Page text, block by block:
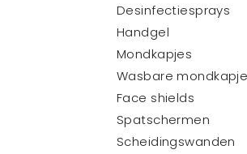
Desinfectiesprays
Handgel
Mondkapjes
Wasbare
Face shields
Spatschermen
Scheidingswanden